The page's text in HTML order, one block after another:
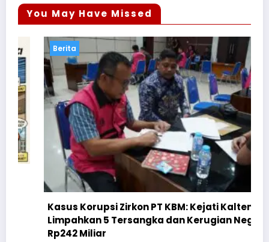
You May Have Missed
Kasus Korupsi Zirkon PT KBM: Kejati Kalteng
Limpahkan 5 Tersangka dan Kerugian Negara
Rp242 Miliar